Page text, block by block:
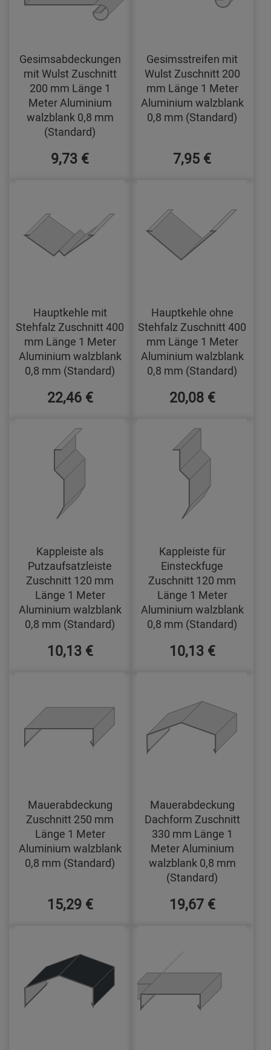
Gesimsabdeckungen
mit Wulst Zuschnitt
200 mm Länge 1
Meter Aluminium
walzblank 0,8 mm
(Standard)
9,73 €
Gesimsstreifen mit
Wulst Zuschnitt 200
mm Länge 1 Meter
Aluminium walzblank
0,8 mm (Standard)
7,95 €
Hauptkehle mit
Stehfalz Zuschnitt 400
mm Länge 1 Meter
Aluminium walzblank
0,8 mm (Standard)
22,46 €
Hauptkehle ohne
Stehfalz Zuschnitt 400
mm Länge 1 Meter
Aluminium walzblank
0,8 mm (Standard)
20,08 €
Kappleiste als
Putzaufsatzleiste
Zuschnitt 120 mm
Länge 1 Meter
Aluminium walzblank
0,8 mm (Standard)
10,13 €
Kappleiste für
Einsteckfuge
Zuschnitt 120 mm
Länge 1 Meter
Aluminium walzblank
0,8 mm (Standard)
10,13 €
Mauerabdeckung
Zuschnitt 250 mm
Länge 1 Meter
Aluminium walzblank
0,8 mm (Standard)
15,29 €
Mauerabdeckung
Dachform Zuschnitt
330 mm Länge 1
Meter Aluminium
walzblank 0,8 mm
(Standard)
19,67 €